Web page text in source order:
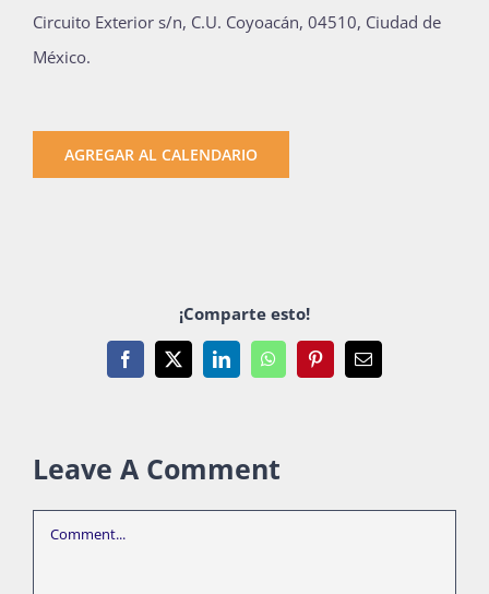
Circuito Exterior s/n, C.U. Coyoacán, 04510, Ciudad de
México.
AGREGAR AL CALENDARIO
¡Comparte esto!
Facebook
X LinkedInWhatsAppPinterestEmail
Leave A Comment
Comment